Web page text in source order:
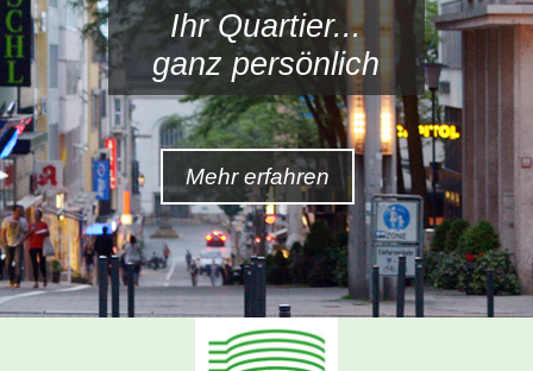
Ihr Quartier...
ganz persönlich
Mehr erfahren